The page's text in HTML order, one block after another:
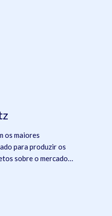
os maiores
para produzir os
sobre o mercado